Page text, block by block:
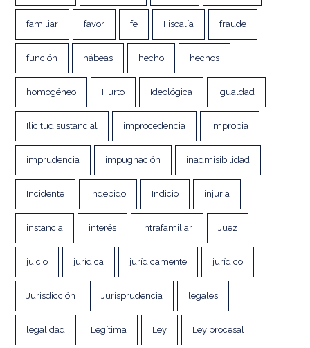
familiar favor fe Fiscalía fraude
función hábeas hecho hechos
homogéneo Hurto Ideológica igualdad
Ilicitud sustancial improcedencia impropia
imprudencia impugnación inadmisibilidad
Incidente indebido Indicio injuria
instancia interés intrafamiliar Juez
juicio jurídica jurídicamente jurídico
Jurisdicción Jurisprudencia legales
legalidad Legítima Ley Ley procesal